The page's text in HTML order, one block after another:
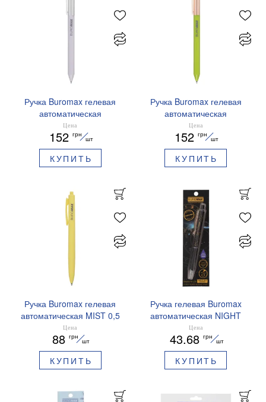
Ручка Buromax гелевая
автоматическая
PRESTIGE SILVER 0,5 мм
синие чернила BM.83102
Цена
152 грн
шт
КУПИТЬ
Ручка Buromax гелевая
автоматическая
PRESTIGE GOLD 0,5 мм
синие чернила BM.83101
Цена
152 грн
шт
КУПИТЬ
Ручка Buromax гелевая
автоматическая MIST 0,5
мм синие чернила
BM.83103
Цена
88 грн
шт
КУПИТЬ
Ручка гелевая Buromax
автоматическая NIGHT
SKY ZODIAC 0.5 мм
ароматизированный грипп
синие чернила BM.8379-
01
Цена
43.68 грн
шт
КУПИТЬ